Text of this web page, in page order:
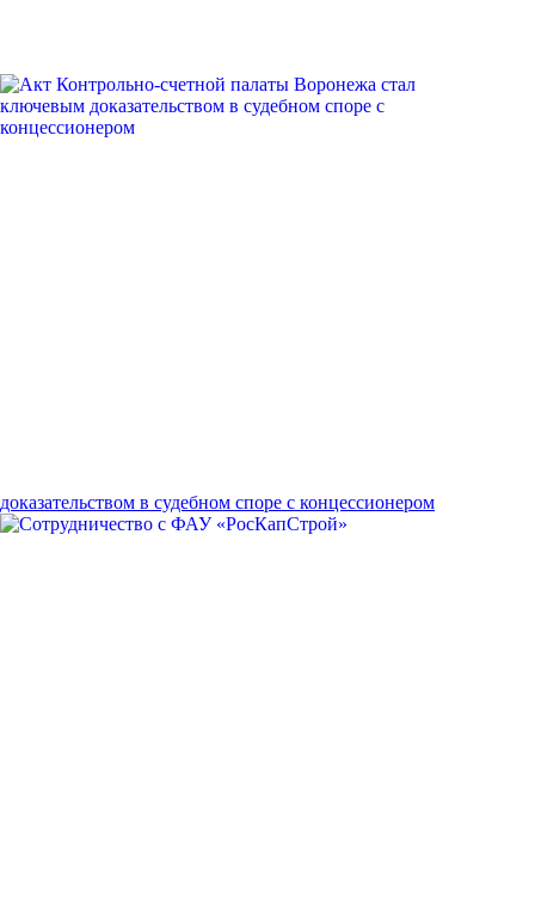
доказательством в судебном споре с концессионером